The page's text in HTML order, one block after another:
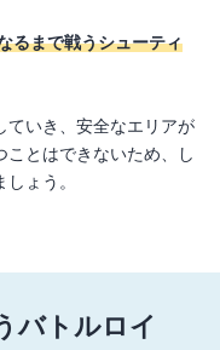
るまで戦うシューティ
ていき、安全なエリアが
とはできないため、し
ょう。
バトルロイ